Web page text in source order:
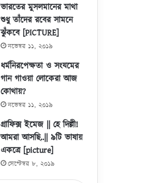
ভারতের মুসলমানের মাথা
শুধু তাঁদের রবের সামনে
ঝুঁকবে [PICTURE]
নভেম্বর ১১, ২০১৯
ধর্মনিরপেক্ষতা ও সংযমের
গান গাওয়া লোকেরা আজ
কোথায়?
নভেম্বর ১১, ২০১৯
গ্রাফিক্স ইমেজ || হে দিল্লী!
আমরা আসছি..|| ৯টি ভাষায়
একত্রে [picture]
সেপ্টেম্বর ৮, ২০১৯